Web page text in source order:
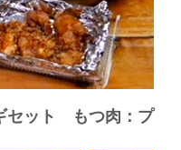
セット もつ肉：プ